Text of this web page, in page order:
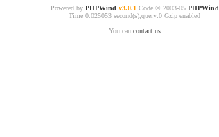
Powered by PHPWind v3.0.1 Code © 2003-05 PHPWind
Time 0.025053 second(s),query:0 Gzip enabled
You can contact us